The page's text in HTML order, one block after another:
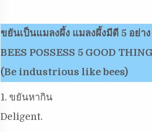
ขยันเป็นแมลงผึ้ง แมลงผึ้งมีดี 5 อย่า
BEES POSSESS 5 GOOD
(Be industrious like bees)
1. ขยันหากิน
Deligent.